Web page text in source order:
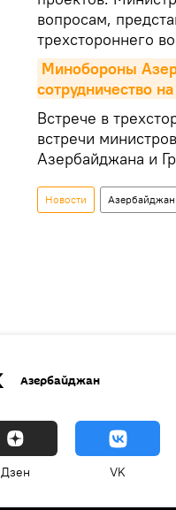
вопросам,
трехстороннего
Минобороны
сотрудничество
Встрече в
встречи
Азербайджана и
Новости Азербайджан
Азербайджан
Дзен VK